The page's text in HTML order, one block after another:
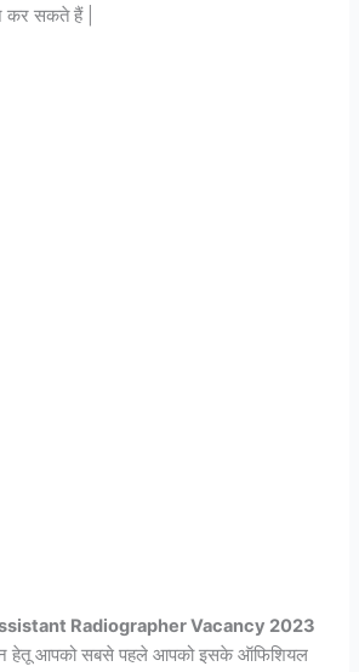
कर सकते हैं |
Radiographer Vacancy 2023
हेतू आपको सबसे पहले आपको इसके ऑफिशियल